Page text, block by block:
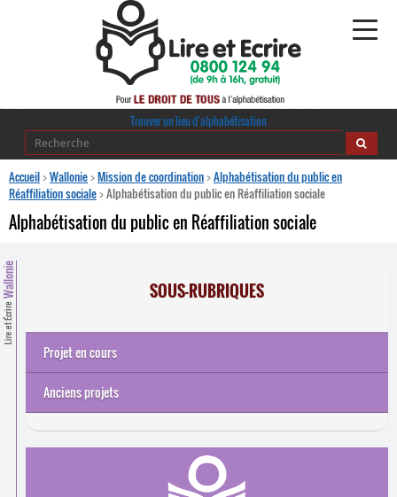
Alphabétisation
Publications
Ressources pédagogiques
Comprendre et parler
Trouver un lieu d’alphabétisation
Trouver un lieu d’alphabétisation
Accueil>Wallonie>Mission de coordination>Alphabétisation du public en
Réaffiliation sociale>Alphabétisation du public en Réaffiliation sociale
Alphabétisation du public en Réaffiliation sociale
Lire et Écrire
Wallonie SOUS-RUBRIQUES
Projet en cours
Projet en cours
Anciens projets
Évaluation des Plans de cohésion sociale 2009-2013